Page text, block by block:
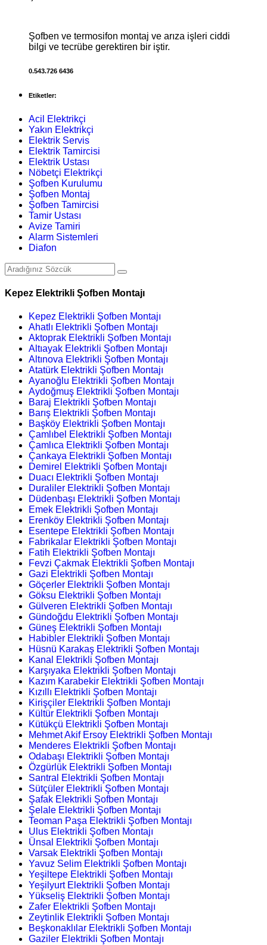
Şofben ve termosifon montaj ve arıza işleri ciddi
bilgi ve tecrübe gerektiren bir iştir.
0.543.726 6436
Etiketler:
Acil Elektrikçi
Yakın Elektrikçi
Elektrik Servis
Elektrik Tamircisi
Elektrik Ustası
Nöbetçi Elektrikçi
Şofben Kurulumu
Şofben Montaj
Şofben Tamircisi
Tamir Ustası
Avize Tamiri
Alarm Sistemleri
Diafon
Kepez Elektrikli Şofben Montajı
Kepez Elektrikli Şofben Montajı
Ahatlı Elektrikli Şofben Montajı
Aktoprak Elektrikli Şofben Montajı
Altıayak Elektrikli Şofben Montajı
Altınova Elektrikli Şofben Montajı
Atatürk Elektrikli Şofben Montajı
Ayanoğlu Elektrikli Şofben Montajı
Aydoğmuş Elektrikli Şofben Montajı
Baraj Elektrikli Şofben Montajı
Barış Elektrikli Şofben Montajı
Başköy Elektrikli Şofben Montajı
Çamlıbel Elektrikli Şofben Montajı
Çamlıca Elektrikli Şofben Montajı
Çankaya Elektrikli Şofben Montajı
Demirel Elektrikli Şofben Montajı
Duacı Elektrikli Şofben Montajı
Duraliler Elektrikli Şofben Montajı
Düdenbaşı Elektrikli Şofben Montajı
Emek Elektrikli Şofben Montajı
Erenköy Elektrikli Şofben Montajı
Esentepe Elektrikli Şofben Montajı
Fabrikalar Elektrikli Şofben Montajı
Fatih Elektrikli Şofben Montajı
Fevzi Çakmak Elektrikli Şofben Montajı
Gazi Elektrikli Şofben Montajı
Göçerler Elektrikli Şofben Montajı
Göksu Elektrikli Şofben Montajı
Gülveren Elektrikli Şofben Montajı
Gündoğdu Elektrikli Şofben Montajı
Güneş Elektrikli Şofben Montajı
Habibler Elektrikli Şofben Montajı
Hüsnü Karakaş Elektrikli Şofben Montajı
Kanal Elektrikli Şofben Montajı
Karşıyaka Elektrikli Şofben Montajı
Kazım Karabekir Elektrikli Şofben Montajı
Kızıllı Elektrikli Şofben Montajı
Kirişçiler Elektrikli Şofben Montajı
Kültür Elektrikli Şofben Montajı
Kütükçü Elektrikli Şofben Montajı
Mehmet Akif Ersoy Elektrikli Şofben Montajı
Menderes Elektrikli Şofben Montajı
Odabaşı Elektrikli Şofben Montajı
Özgürlük Elektrikli Şofben Montajı
Santral Elektrikli Şofben Montajı
Sütçüler Elektrikli Şofben Montajı
Şafak Elektrikli Şofben Montajı
Şelale Elektrikli Şofben Montajı
Teoman Paşa Elektrikli Şofben Montajı
Ulus Elektrikli Şofben Montajı
Ünsal Elektrikli Şofben Montajı
Varsak Elektrikli Şofben Montajı
Yavuz Selim Elektrikli Şofben Montajı
Yeşiltepe Elektrikli Şofben Montajı
Yeşilyurt Elektrikli Şofben Montajı
Yükseliş Elektrikli Şofben Montajı
Zafer Elektrikli Şofben Montajı
Zeytinlik Elektrikli Şofben Montajı
Beşkonaklılar Elektrikli Şofben Montajı
Gaziler Elektrikli Şofben Montajı